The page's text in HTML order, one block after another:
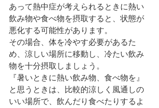
あって熱中症が考えられるときに熱い
飲み物や食べ物を摂取すると、状態が
悪化する可能性があります。
その場合、体を冷やす必要があるた
め、涼しい場所に移動し、冷たい飲み
物を十分摂取しましょう。
『暑いときに熱い飲み物、食べ物を』
と思うときは、比較的涼しく風通しの
いい場所で、飲んだり食べたりするよ